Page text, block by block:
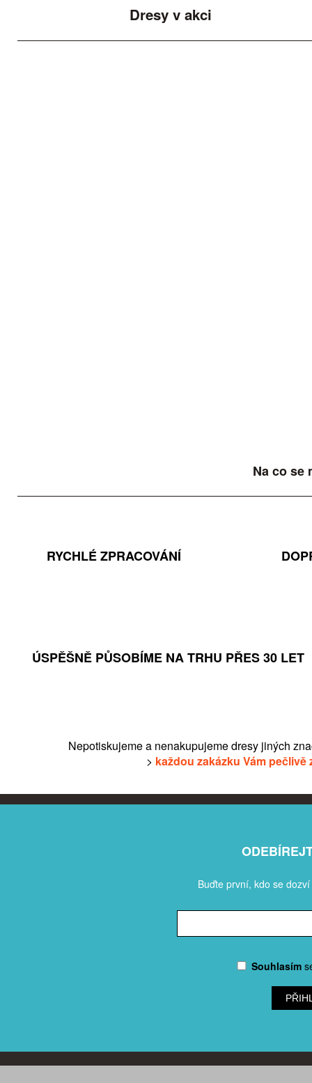
Dresy v akci
Na co se
RYCHLÉ ZPRACOVÁNÍ
ÚSPĚŠNĚ PŮSOBÍME NA TRHU PŘES 30 LET
Nepotiskujeme a nenakupujeme dresy jiných
> každou zakázku Vám
Buďte první, kdo se
Souhlasím